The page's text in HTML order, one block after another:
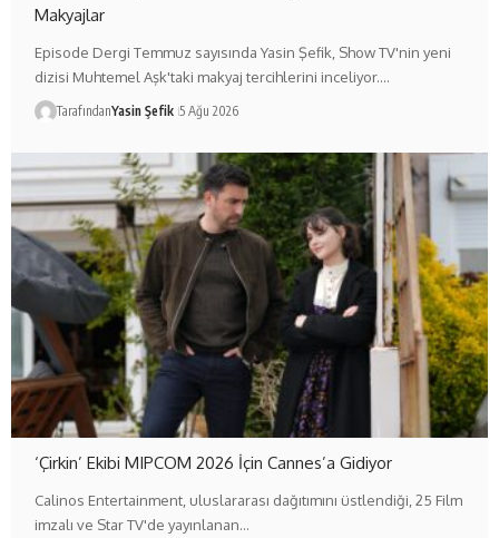
Makyajlar
Episode Dergi Temmuz sayısında Yasin Şefik, Show TV'nin yeni
dizisi Muhtemel Aşk'taki makyaj tercihlerini inceliyor.…
TarafındanYasin Şefik 5 Ağu 2026
‘Çirkin’ Ekibi MIPCOM 2026 İçin Cannes’a Gidiyor
Calinos Entertainment, uluslararası dağıtımını üstlendiği, 25 Film
imzalı ve Star TV'de yayınlanan…